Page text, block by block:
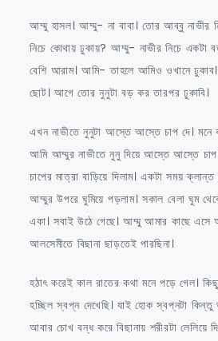
আম্মু হাসল। আম্মু- না বাবা। তোর আব্বু নাভীর
নিচে কোথায় ঢুকায়? আম্মু- নাভীর নিচে একটা
বেশি আরাম। আমি- তাহলে আমিও ওখানে
ছোট। আগে তোর নুনুটা বড় কর তারপর ঢুকাবি।
এখন নাভীতে নুনুটা আস্তে আস্তে চাপ দে। মনে
আমি আম্মুর নাভীতে নুনু দিয়ে আস্তে আস্তে
চাপের মাত্রা বাড়িয়ে দিলাম। একটা সময়
আম্মুর উপরে ঘুমিয়ে পড়লাম। সকাল বেলা ঘুম
একা। সবাই উঠে গেছে। আম্মু আমার কাছে
আলসেমীতে বিছানা ছাড়তেই পারছিনা।
হঠাৎ করেই কাল রাতের কথা মনে পড়ে গেল।
হচ্ছিল স্বপ্ন দেখেছি। যাই হোক স্বপ্নটা
আবার চোখ বন্ধ করে বিছানায় শরীরটা লেলিয়ে